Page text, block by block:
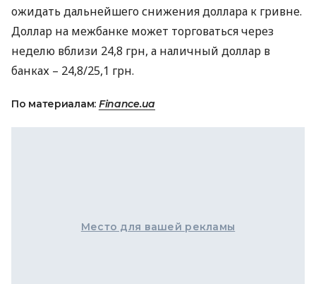
ожидать дальнейшего снижения доллара к гривне.
Доллар на межбанке может торговаться через
неделю вблизи 24,8 грн, а наличный доллар в
банках – 24,8/25,1 грн.
По материалам: Finance.ua
Место для вашей рекламы